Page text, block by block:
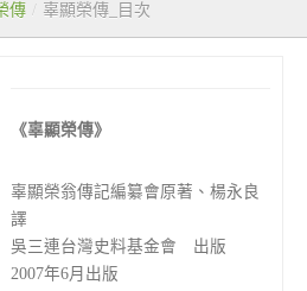
傳 / 辜顯榮傳_目次
《辜顯榮傳》
辜顯榮翁傳記編纂會原著、楊永良
譯
吳三連台灣史料基金會 出版
2007年6月出版